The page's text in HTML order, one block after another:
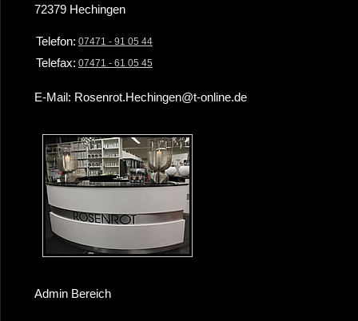
72379 Hechingen
Telefon: 07471 - 91 05 44
Telefax: 07471 - 61 05 45
E-Mail: Rosenrot.Hechingen@t-online.de
Admin Bereich